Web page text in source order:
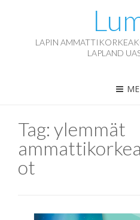
LAPIN
LAPLAND
Tag: ylemmät
ot